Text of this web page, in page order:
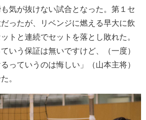
気が抜けない試合となった。第１セ
ったが、リベンジに燃える早大に飲
トと連続でセットを落とし敗れた。
いう保証は無いですけど、（一度）
っていうのは悔しい」（山本主将）
。